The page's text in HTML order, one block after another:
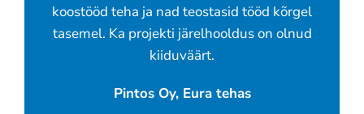
koostööd teha ja nad teostasid tööd kõrgel
tasemel. Ka projekti järelhooldus on olnud
kiiduväärt.
Pintos Oy, Eura tehas